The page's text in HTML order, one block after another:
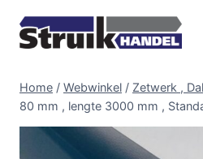
naar
inhoud
Home / Webwinkel / Zetwerk ,
80 mm , lengte 3000 mm ,